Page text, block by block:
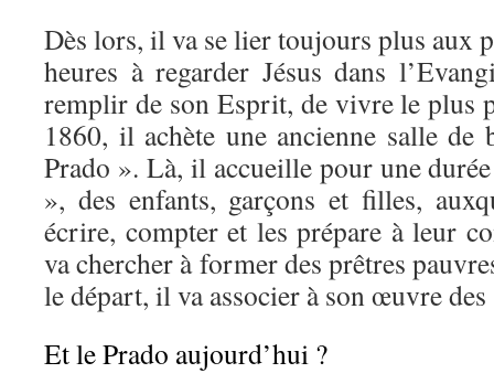
Dès lors, il va se lier toujours plus aux
heures à regarder Jésus dans
remplir de son Esprit, de vivre le plus
1860, il achète une ancienne salle de
Prado ». Là, il accueille pour une
», des enfants, garçons et filles,
écrire, compter et les prépare à leur
va chercher à former des prêtres
le départ, il va associer à son œuvre
Et le Prado aujourd’hui ?